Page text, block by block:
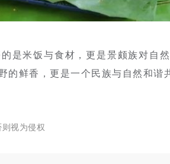
是米饭与食材，更是景颇族对自
的鲜香，更是一个民族与自然和谐
视为侵权